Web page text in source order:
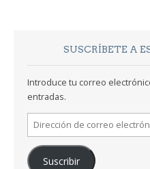
SUSCRÍBETE A
Introduce tu correo
entradas.
Dirección
de
correo
electrónico
Suscribir